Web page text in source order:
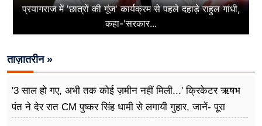
प्रयागराज में 'छात्रों की गूंज' कार्यक्रम से पहले दहाड़े राहुल गांधी,
कहा-'सरकार...
ताज़ातरीन »
'3 साल हो गए, अभी तक कोई ज़मीन नहीं मिली...' क्रिकेटर ऋषभ
पंत ने देर रात CM पुष्कर सिंह धामी से लगायी गुहार, जानें- पूरा